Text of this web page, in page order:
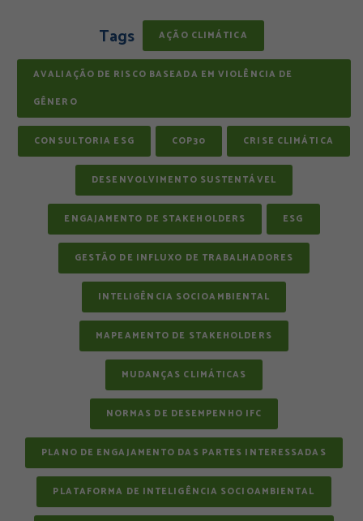
Tags AÇÃO CLIMÁTICA
AVALIAÇÃO DE RISCO BASEADA EM VIOLÊNCIA DE
GÊNERO
CONSULTORIA ESG COP30 CRISE CLIMÁTICA
DESENVOLVIMENTO SUSTENTÁVEL
ENGAJAMENTO DE STAKEHOLDERS ESG
GESTÃO DE INFLUXO DE TRABALHADORES
INTELIGÊNCIA SOCIOAMBIENTAL
MAPEAMENTO DE STAKEHOLDERS
MUDANÇAS CLIMÁTICAS
NORMAS DE DESEMPENHO IFC
PLANO DE ENGAJAMENTO DAS PARTES INTERESSADAS
PLATAFORMA DE INTELIGÊNCIA SOCIOAMBIENTAL